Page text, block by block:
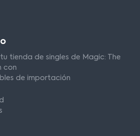
tienda de singles de Magic: The
con
de importación